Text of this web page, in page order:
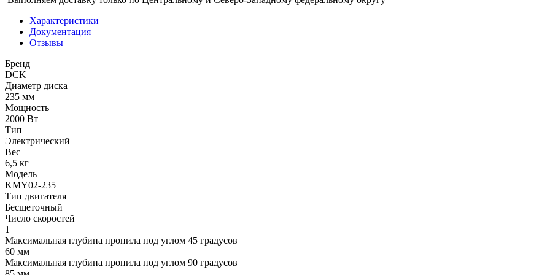
Характеристики
Документация
Отзывы
Бренд
DCK
Диаметр диска
235 мм
Мощность
2000 Вт
Тип
Электрический
Вес
6,5 кг
Модель
KMY02-235
Тип двигателя
Бесщеточный
Число скоростей
1
Максимальная глубина пропила под углом 45 градусов
60 мм
Максимальная глубина пропила под углом 90 градусов